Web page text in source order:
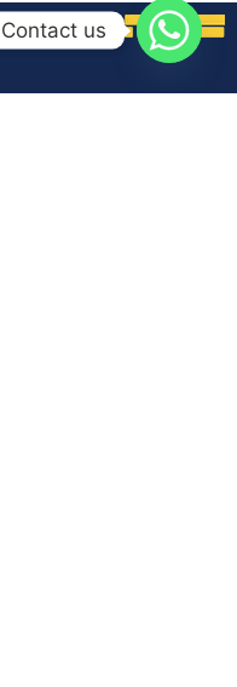
byTema WordPress
Contact us